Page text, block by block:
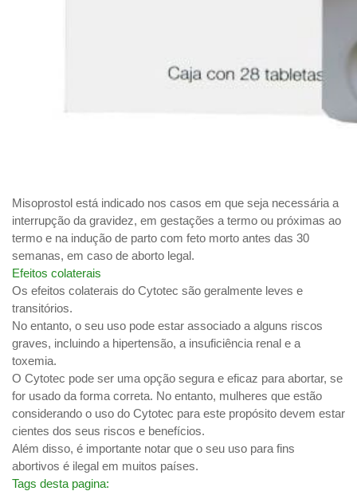
Misoprostol está indicado nos casos em que seja necessária a
interrupção da gravidez, em gestações a termo ou próximas ao
termo e na indução de parto com feto morto antes das 30
semanas, em caso de aborto legal.
Efeitos colaterais
Os efeitos colaterais do Cytotec são geralmente leves e
transitórios.
No entanto, o seu uso pode estar associado a alguns riscos
graves, incluindo a hipertensão, a insuficiência renal e a
toxemia.
O Cytotec pode ser uma opção segura e eficaz para abortar, se
for usado da forma correta. No entanto, mulheres que estão
considerando o uso do Cytotec para este propósito devem estar
cientes dos seus riscos e benefícios.
Além disso, é importante notar que o seu uso para fins
abortivos é ilegal em muitos países.
Tags desta pagina: